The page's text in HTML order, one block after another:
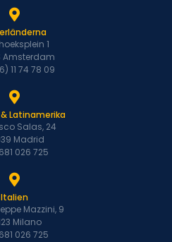
1
Amsterdam
11 74 78 09
Latinamerika
Salas, 24
Madrid
026 725
Italien
Mazzini, 9
Milano
026 725